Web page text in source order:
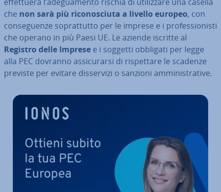
che non sarà più ri­co­no­sciu­ta a livello europeo, con
con­se­guen­ze so­prat­tut­to per le imprese e i pro­fes­sio­ni­sti
che operano in più Paesi UE. Le aziende iscritte al
Registro delle Imprese e i soggetti obbligati per legge
alla PEC dovranno as­si­cu­rar­si di ri­spet­ta­re le scadenze
previste per evitare dis­ser­vi­zi o sanzioni am­mi­ni­stra­ti­ve.